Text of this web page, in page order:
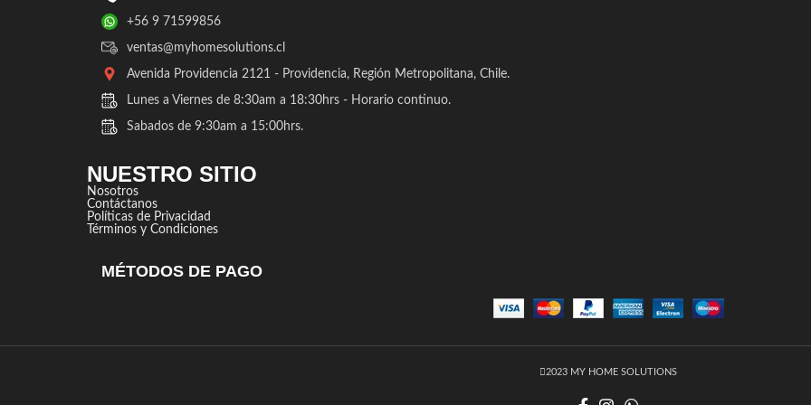
+56 9 71599856
ventas@myhomesolutions.cl
Avenida Providencia 2121 - Providencia, Región Metropolitana, Chile.
Lunes a Viernes de 8:30am a 18:30hrs - Horario continuo.
Sabados de 9:30am a 15:00hrs.
NUESTRO SITIO
Nosotros
Contáctanos
Políticas de Privacidad
Términos y Condiciones
MÉTODOS DE PAGO
2023 MY HOME SOLUTIONS